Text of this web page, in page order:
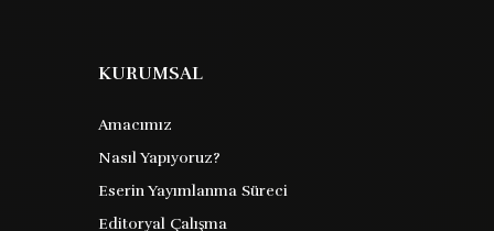
KURUMSAL
Amacımız
Nasıl Yapıyoruz?
Eserin Yayımlanma Süreci
Editoryal Çalışma